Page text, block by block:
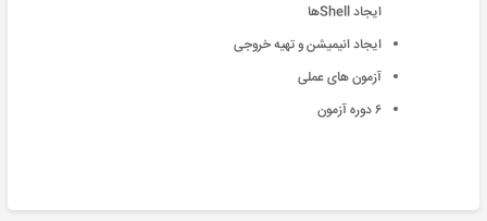
ایجاد Shellها
ایجاد انیمیشن و تهیه خروجی
آزمون های عملی
۶ دوره آزمون